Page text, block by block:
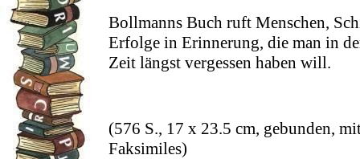
Bollmanns Buch ruft Menschen,
Erfolge in Erinnerung, die man in
Zeit längst vergessen haben will.
(576 S., 17 x 23.5 cm, gebunden,
Faksimiles)